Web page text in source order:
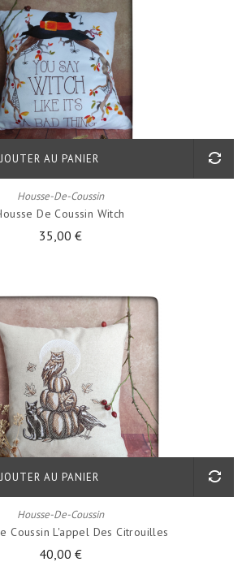
Housse-De-Coussin
De Coussin Witch
35,00 €
AU PANIER
Housse-De-Coussin
Coussin L'appel Des Citrouilles
40,00 €
AU PANIER